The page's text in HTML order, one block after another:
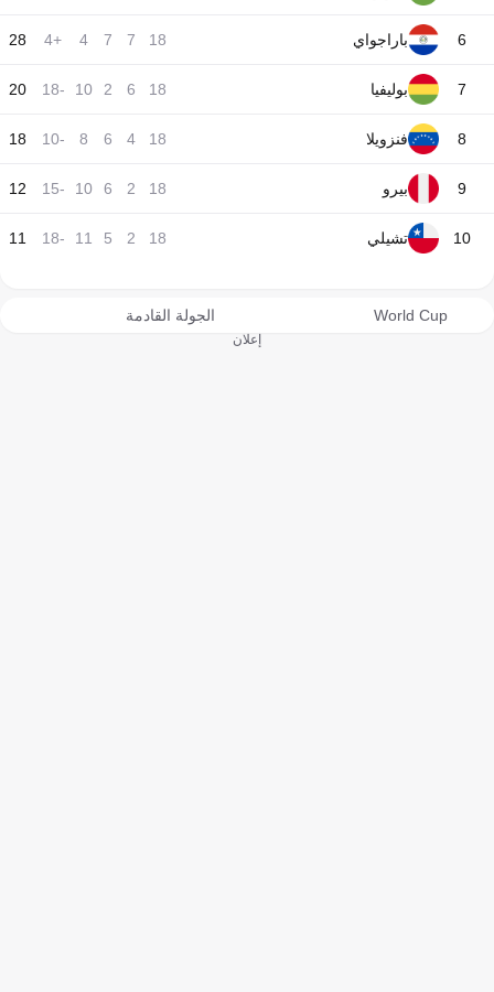
6 باراجواي 18
7
7
4
+4
28
7 بوليفيا 18
6
2
10
-18
20
8 فنزويلا 18
4
6
8
-10
18
9 بيرو 18
2
6
10
-15
12
10 تشيلي 18
2
5
11
-18
11
World Cup الجولة القادمة
إعلان